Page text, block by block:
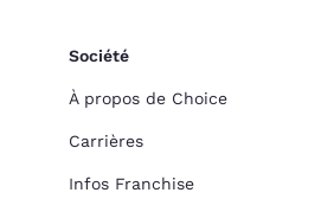
Société
À propos de Choice
Carrières
Infos Franchise